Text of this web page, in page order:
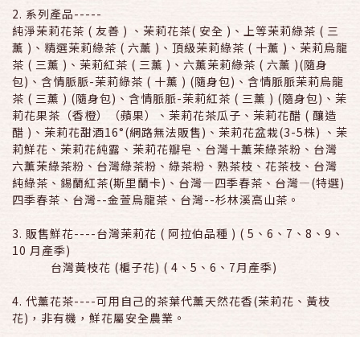
2. 系列產品-----
純淨茉莉花茶 ( 友善 ) 、茉莉花茶( 安全 )、上等茉莉綠茶 ( 三
薰 )、精選茉莉綠茶 ( 六薰 )、頂級茉莉綠茶 ( 十薰 )、茉莉烏龍
茶 ( 三薰 )、茉莉紅茶 ( 三薰 )、六薰茉莉綠茶 ( 六薰 )(隨身
包)、含情脈脈-茉莉綠茶 ( 十薰 ) (隨身包)、含情脈脈茉莉烏龍
茶 ( 三薰 ) (隨身包)、含情脈脈-茉莉紅茶 ( 三薰 ) (隨身包)、茉
莉花果茶（香橙）（蘋果）、茉莉花茶瓜子、茉莉花醋 ( 釀造
醋 )、茉莉花甜酒16°(網路無法販售)、茉莉花盆栽(3-5株) 、茉
莉鮮花、茉莉花純露、茉莉花瓣皂、台灣十薰茉綠茶粉、台灣
六薰茉綠茶粉、台灣綠茶粉、綠茶粉、熟茶枝、花茶枝、台灣
純綠茶、錫蘭紅茶(斯里蘭卡)、台灣—四季春茶、台灣—(特選)
四季春茶、台灣--金萱烏龍茶、台灣--杉林溪高山茶。
3. 販售鮮花----台灣茉莉花 ( 阿拉伯品種 ) ( 5、6、7、8、9、
10 月產季)
台灣黃枝花 (槴子花) ( 4、5、6、7月產季)
4. 代薰花茶----可用自己的茶葉代薰天然花香(茉莉花、黃枝
花)，非有機，鮮花屬安全農業。